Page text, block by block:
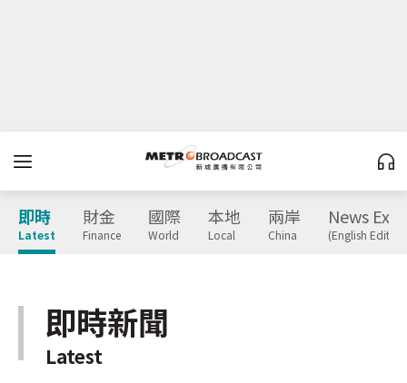
即時
Latest
財金
Finance
國際
World
本地
Local
兩岸
China
News
(English
即時新聞
Latest